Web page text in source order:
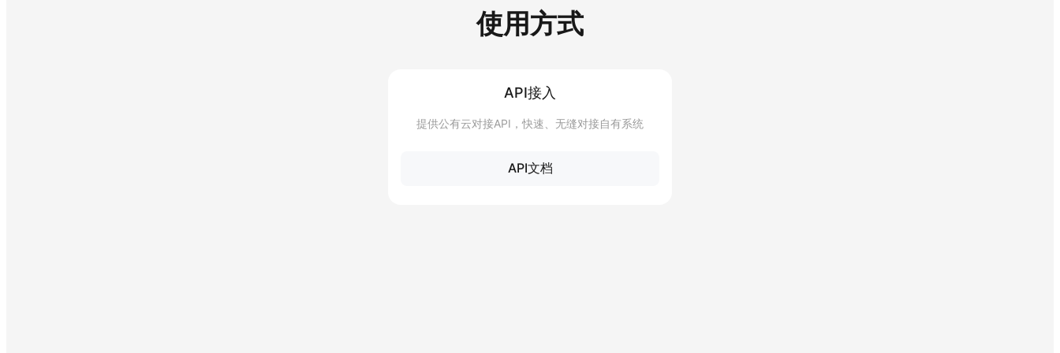
使用方式
API接入
提供公有云对接API，快速、无缝对接自有系统
API文档